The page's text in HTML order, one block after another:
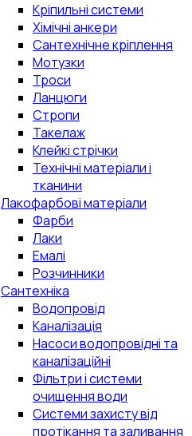
Кріпильні системи
Хімічні анкери
Сантехнічне кріплення
Мотузки
Троси
Ланцюги
Стропи
Такелаж
Клейкі стрічки
Технічні матеріали і
тканини
Лакофарбові матеріали
Фарби
Лаки
Емалі
Розчинники
Сантехніка
Водопровід
Каналізація
Насоси водопровідні та
каналізаційні
Фільтри і системи
очищення води
Системи захисту від
протікання та заливання